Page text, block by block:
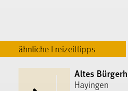
ähnliche Freizeittipps
Altes
Hayingen